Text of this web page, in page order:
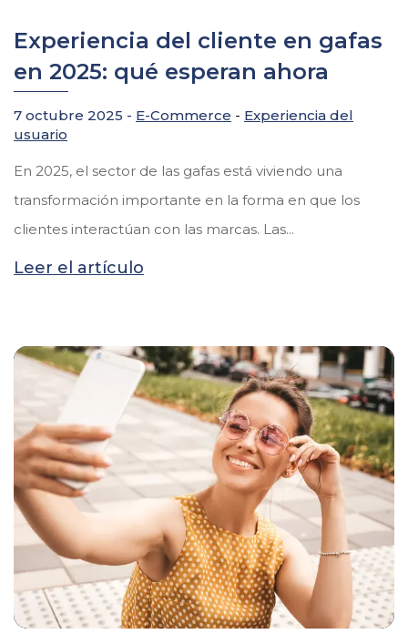
Experiencia del cliente en gafas
en 2025: qué esperan ahora
7 octubre 2025 - E-Commerce - Experiencia del
usuario
En 2025, el sector de las gafas está viviendo una
transformación importante en la forma en que los
clientes interactúan con las marcas. Las...
Leer el artículo